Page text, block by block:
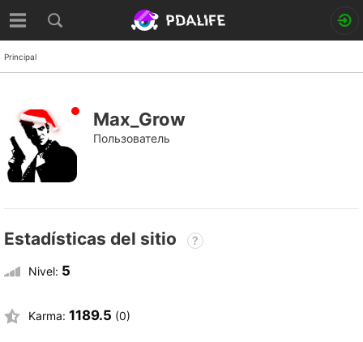
Principal
Max_Grow
Пользователь
Estadísticas del sitio ?
Nivel: 5
Karma: 1189.5 (0)